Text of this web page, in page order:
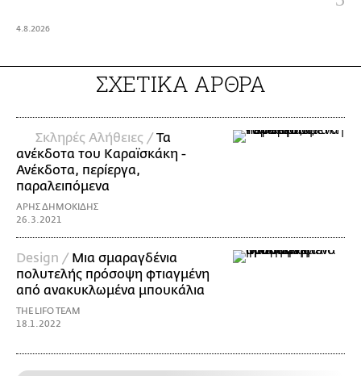
4.8.2026
ΣΧΕΤΙΚΑ ΑΡΘΡΑ
Σκληρές Αλήθειες /Τα
ανέκδοτα του Καραϊσκάκη -
Ανέκδοτα, περίεργα,
παραλειπόμενα
ΑΡΗΣ ΔΗΜΟΚΙΔΗΣ
26.3.2021
Design / Μια σμαραγδένια
πολυτελής πρόσοψη φτιαγμένη
από ανακυκλωμένα μπουκάλια
THE LIFO TEAM
18.1.2022